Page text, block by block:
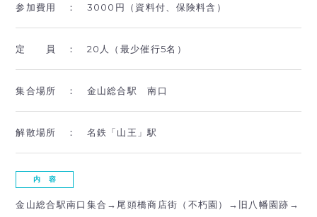
参加費用 ： 3000円（資料付、保険料含）
定 員 ： 20人（最少催行5名）
集合場所 ： 金山総合駅 南口
解散場所 ： 名鉄「山王」駅
内 容
金山総合駅南口集合→尾頭橋商店街（不朽園）→旧八幡園跡→